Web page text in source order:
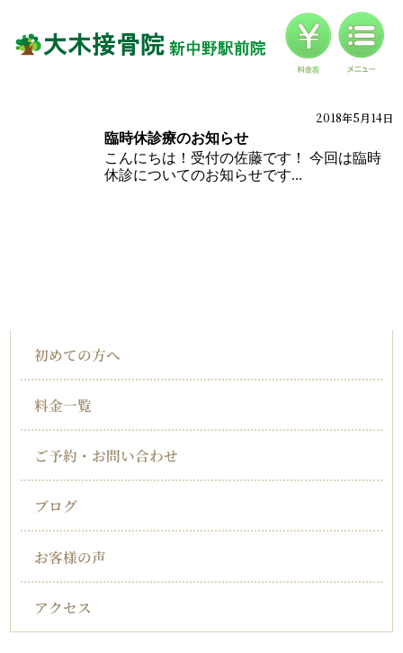
対応症状一覧
2018年5月14日
臨時休診療のお知らせ
こんにちは！受付の佐藤です！ 今回は臨時
休診についてのお知らせです...
初めての方へ
料金一覧
ご予約・お問い合わせ
ブログ
お客様の声
アクセス